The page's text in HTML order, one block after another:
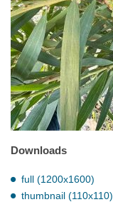
Downloads
full (1200x1600)
thumbnail (110x110)